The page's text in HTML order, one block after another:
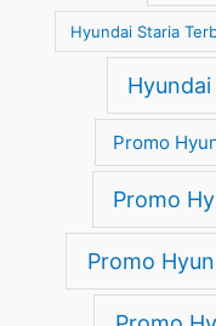
Hyundai Staria
Promo
Promo
Promo